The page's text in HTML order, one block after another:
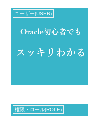
ユーザー(USER)
権限・ロール(ROLE)